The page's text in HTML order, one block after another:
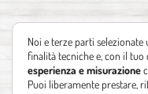
Noi e terze parti
finalità tecniche e, con il tuo
esperienza e misurazione
Puoi liberamente prestare,